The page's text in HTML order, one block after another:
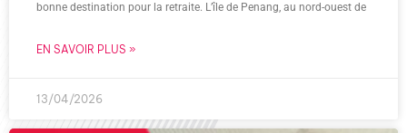
bonne destination pour la retraite. L’île de Penang, au nord-ouest de
EN SAVOIR PLUS »
13/04/2026